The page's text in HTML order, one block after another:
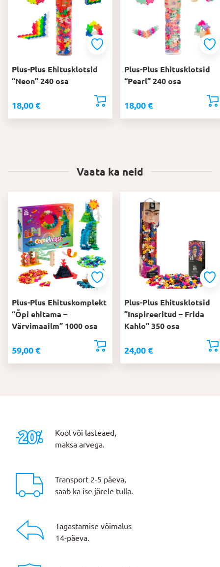
Plus-Plus Ehitusklotsid
“Neon” 240 osa
18,00 €
Plus-Plus Ehitusklotsid
“Pearl” 240 osa
18,00 €
Vaata ka neid
Plus-Plus Ehituskomplekt
“Õpi ehitama –
Värvimaailm” 1000 osa
59,00 €
Plus-Plus Ehitusklotsid
”Inspireeritud – Frida
Kahlo” 350 osa
24,00 €
Kool või lasteaed,
maksa arvega.
Transport 2-5 päeva,
saab ka ise järele tulla.
Tagastamise võimalus
14-päeva.